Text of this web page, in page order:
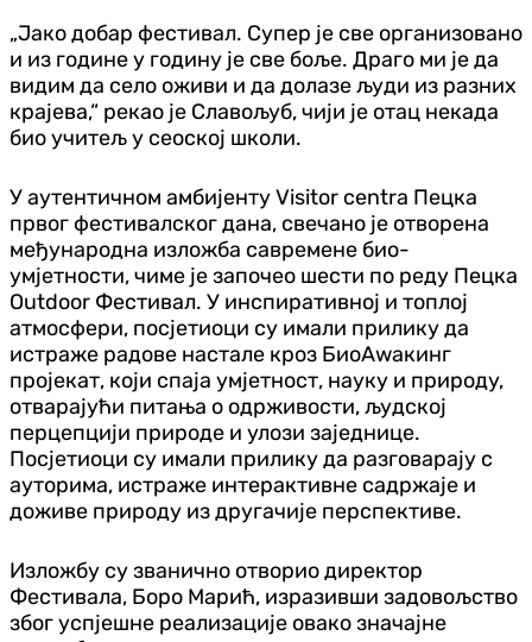
„Јако добар фестивал. Супер је све организовано
и из године у годину је све боље. Драго ми је да
видим да село оживи и да долазе људи из разних
крајева,“ рекао је Славољуб, чији је отац некада
био учитељ у сеоској школи.
У аутентичном амбијенту Visitor centra Пецка
првог фестивалског дана, свечано је отворена
међународна изложба савремене био-
умјетности, чиме је започео шести по реду Пецка
Outdoor Фестивал. У инспиративној и топлој
атмосфери, посјетиоци су имали прилику да
истраже радове настале кроз БиоАwакинг
пројекат, који спаја умјетност, науку и природу,
отварајући питања о одрживости, људској
перцепцији природе и улози заједнице.
Посјетиоци су имали прилику да разговарају с
ауторима, истраже интерактивне садржаје и
доживе природу из другачије перспективе.
Изложбу су званично отворио директор
Фестивала, Боро Марић, изразивши задовољство
због успјешне реализације овако значајне